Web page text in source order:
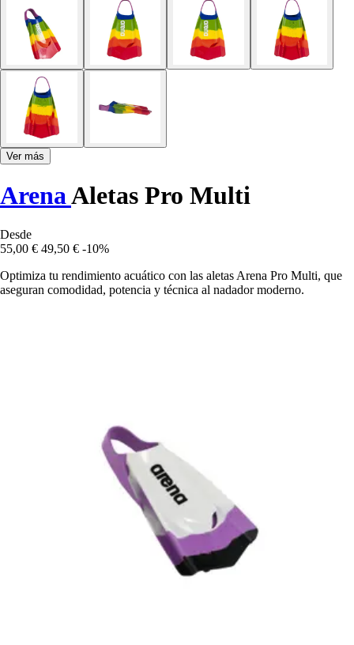
Ver más
ArenaAletas Pro Multi
Desde
55,00 € 49,50 € -10%
Optimiza tu rendimiento acuático con las aletas Arena Pro Multi, que
aseguran comodidad, potencia y técnica al nadador moderno.